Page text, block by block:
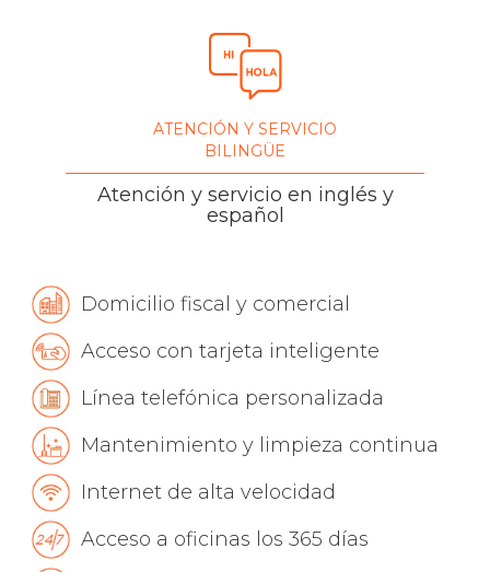
ATENCIÓN Y SERVICIO
BILINGÜE
Atención y servicio en inglés y
español
Domicilio fiscal y comercial
Acceso con tarjeta inteligente
Línea telefónica personalizada
Mantenimiento y limpieza continua
Internet de alta velocidad
Acceso a oficinas los 365 días